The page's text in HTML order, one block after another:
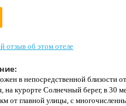
отзыв об этом отеле
в непосредственной близости
на курорте Солнечный берег, в 30
км от главной улицы, с